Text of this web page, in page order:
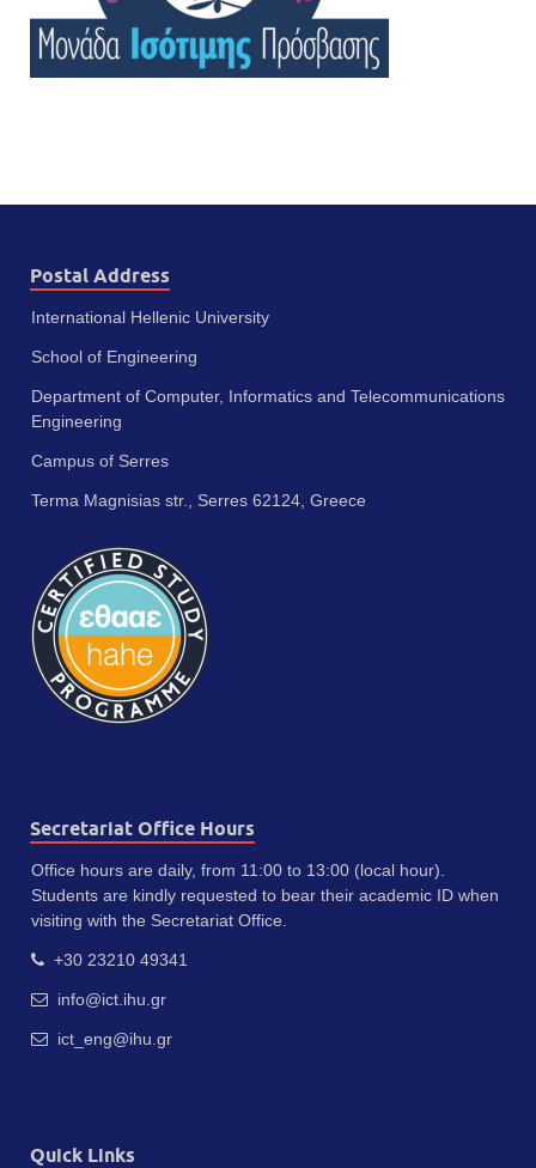
Postal Address
International Hellenic University
School of Engineering
Department of Computer, Informatics and Telecommunications
Engineering
Campus of Serres
Terma Magnisias str., Serres 62124, Greece
Secretariat Office Hours
Office hours are daily, from 11:00 to 13:00 (local hour).
Students are kindly requested to bear their academic ID when
visiting with the Secretariat Office.
+30 23210 49341
info@ict.ihu.gr
ict_eng@ihu.gr
Quick Links